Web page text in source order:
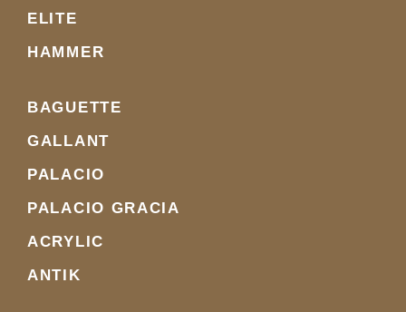
ELITE
HAMMER
BAGUETTE
GALLANT
PALACIO
PALACIO GRACIA
ACRYLIC
ANTIK